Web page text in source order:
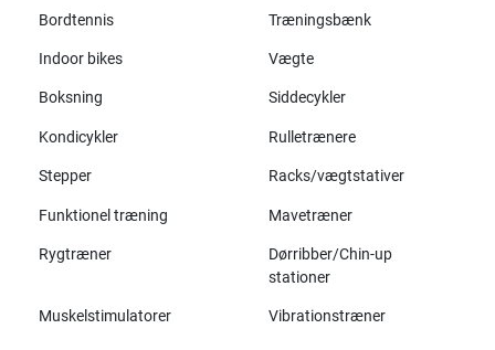
Bordtennis Træningsbænk
Indoor bikes Vægte
Boksning Siddecykler
Kondicykler Rulletrænere
Stepper Racks/vægtstativer
Funktionel træning Mavetræner
Rygtræner
Dørribber/Chin-up
stationer
Muskelstimulatorer Vibrationstræner